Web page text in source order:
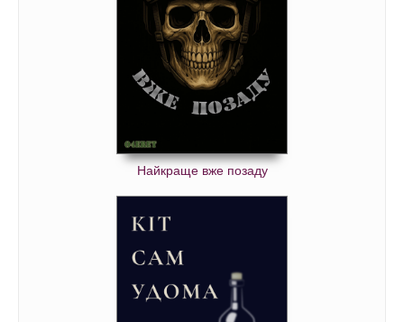
Найкраще вже позаду